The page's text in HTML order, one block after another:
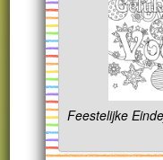
Feestelijke